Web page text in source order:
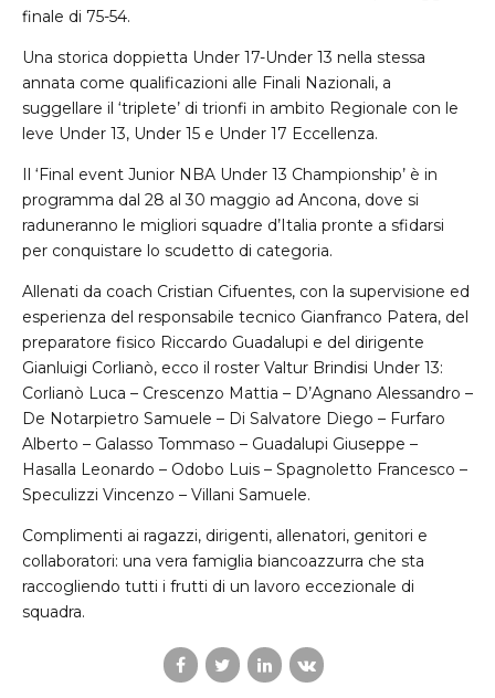
finale di 75-54.
Una storica doppietta Under 17-Under 13 nella stessa
annata come qualificazioni alle Finali Nazionali, a
suggellare il ‘triplete’ di trionfi in ambito Regionale con le
leve Under 13, Under 15 e Under 17 Eccellenza.
Il ‘Final event Junior NBA Under 13 Championship’ è in
programma dal 28 al 30 maggio ad Ancona, dove si
raduneranno le migliori squadre d’Italia pronte a sfidarsi
per conquistare lo scudetto di categoria.
Allenati da coach Cristian Cifuentes, con la supervisione ed
esperienza del responsabile tecnico Gianfranco Patera, del
preparatore fisico Riccardo Guadalupi e del dirigente
Gianluigi Corlianò, ecco il roster Valtur Brindisi Under 13:
Corlianò Luca – Crescenzo Mattia – D’Agnano Alessandro –
De Notarpietro Samuele – Di Salvatore Diego – Furfaro
Alberto – Galasso Tommaso – Guadalupi Giuseppe –
Hasalla Leonardo – Odobo Luis – Spagnoletto Francesco –
Speculizzi Vincenzo – Villani Samuele.
Complimenti ai ragazzi, dirigenti, allenatori, genitori e
collaboratori: una vera famiglia biancoazzurra che sta
raccogliendo tutti i frutti di un lavoro eccezionale di
squadra.